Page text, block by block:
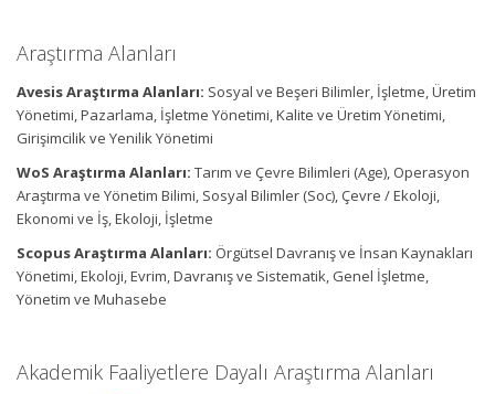
Araştırma Alanları
Avesis Araştırma Alanları: Sosyal ve Beşeri Bilimler, İşletme, Üretim
Yönetimi, Pazarlama, İşletme Yönetimi, Kalite ve Üretim Yönetimi,
Girişimcilik ve Yenilik Yönetimi
WoS Araştırma Alanları: Tarım ve Çevre Bilimleri (Age), Operasyon
Araştırma ve Yönetim Bilimi, Sosyal Bilimler (Soc), Çevre / Ekoloji,
Ekonomi ve İş, Ekoloji, İşletme
Scopus Araştırma Alanları: Örgütsel Davranış ve İnsan Kaynakları
Yönetimi, Ekoloji, Evrim, Davranış ve Sistematik, Genel İşletme,
Yönetim ve Muhasebe
Akademik Faaliyetlere Dayalı Araştırma Alanları